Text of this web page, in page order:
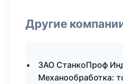
Другие
ЗАО СтанкоПроф
Механообработка: